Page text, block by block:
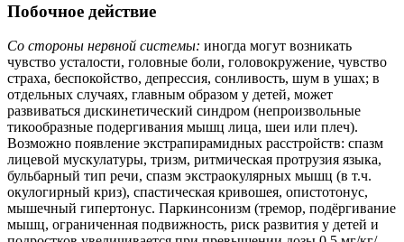
Побочное действие
Со стороны нервной системы: иногда могут возникать
чувство усталости, головные боли, головокружение, чувство
страха, беспокойство, депрессия, сонливость, шум в ушах; в
отдельных случаях, главным образом у детей, может
развиваться дискинетический синдром (непроизвольные
тикообразные подергивания мышц лица, шеи или плеч).
Возможно появление экстрапирамидных расстройств: спазм
лицевой мускулатуры, тризм, ритмическая протрузия языка,
бульбарный тип речи, спазм экстраокулярных мышц (в т.ч.
окулогирный криз), спастическая кривошея, опистотонус,
мышечный гипертонус. Паркинсонизм (тремор, подёргивание
мышц, ограниченная подвижность, риск развития у детей и